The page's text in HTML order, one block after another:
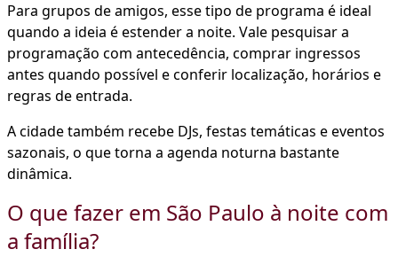
Para grupos de amigos, esse tipo de programa é ideal
quando a ideia é estender a noite. Vale pesquisar a
programação com antecedência, comprar ingressos
antes quando possível e conferir localização, horários e
regras de entrada.
A cidade também recebe DJs, festas temáticas e eventos
sazonais, o que torna a agenda noturna bastante
dinâmica.
O que fazer em São Paulo à noite com
a família?